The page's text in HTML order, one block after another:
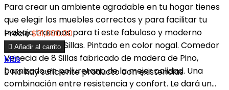
Para crear un ambiente agradable en tu hogar tienes
que elegir los muebles correctos y para facilitar tu
trabajo traemos para ti este fabuloso y moderno
Comedor de 8 Sillas. Pintado en color nogal. Comedor
Venecia de 8 Sillas fabricado de madera de Pino,
barnizado en poliuretano de la mejor calidad. Una
combinación entre resistencia y confort. Le dará un...
Precio$31,000.00
 Añadir al carrito
Más
No hay suficiente producto con existencias